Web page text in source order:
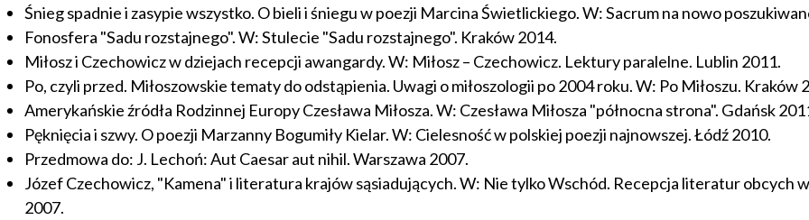
Śnieg spadnie i zasypie wszystko. O bieli i śniegu w poezji Marcina Świetlickiego. W: Sacrum na nowo
Fonosfera "Sadu rozstajnego". W: Stulecie "Sadu rozstajnego". Kraków 2014.
Miłosz i Czechowicz w dziejach recepcji awangardy. W: Miłosz – Czechowicz. Lektury paralelne. Lublin 2011.
Po, czyli przed. Miłoszowskie tematy do odstąpienia. Uwagi o miłoszologii po 2004 roku. W: Po Miłoszu. Kraków
Amerykańskie źródła Rodzinnej Europy Czesława Miłosza. W: Czesława Miłosza "północna strona". Gdańsk
Pęknięcia i szwy. O poezji Marzanny Bogumiły Kielar. W: Cielesność w polskiej poezji najnowszej. Łódź 2010.
Przedmowa do: J. Lechoń: Aut Caesar aut nihil. Warszawa 2007.
Józef Czechowicz, "Kamena" i literatura krajów sąsiadujących. W: Nie tylko Wschód. Recepcja literatur obcych
2007.